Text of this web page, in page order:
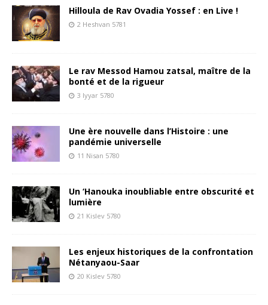
Hilloula de Rav Ovadia Yossef : en Live !
2 Heshvan 5781
Le rav Messod Hamou zatsal, maître de la
bonté et de la rigueur
3 Iyyar 5780
Une ère nouvelle dans l’Histoire : une
pandémie universelle
11 Nisan 5780
Un ‘Hanouka inoubliable entre obscurité et
lumière
21 Kislev 5780
Les enjeux historiques de la confrontation
Nétanyaou-Saar
20 Kislev 5780